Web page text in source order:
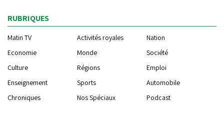
RUBRIQUES
Matin TV Activités royales
Nation
Economie
Monde
Société
Culture
Régions
Emploi
Enseignement
Sports
Automobile
Chroniques
Nos Spéciaux Podcast